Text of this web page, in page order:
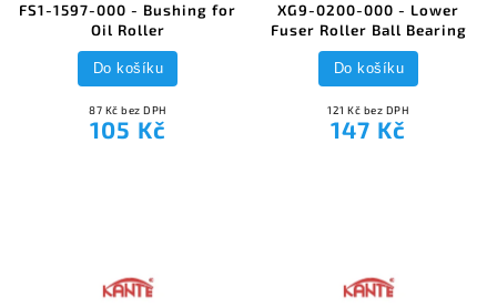
FS1-1597-000 - Bushing for
Oil Roller
87 Kč bez DPH
105 Kč
Do košíku
XG9-0200-000 - Lower
Fuser Roller Ball Bearing
121 Kč bez DPH
147 Kč
Do košíku